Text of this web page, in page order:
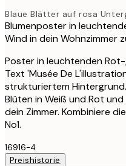
Blaue Blätter auf rosa
Blumenposter in
Wind in dein Wohnzimmer
Poster in leuchtenden
Text 'Musée De
strukturiertem
Blüten in Weiß und Rot
dein Zimmer. Kombiniere
No1.
16916-4
Preishistorie